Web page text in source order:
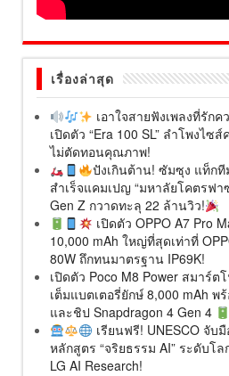
เรื่องล่าสุด
เอาใจสายฟังเพลงที่รัก
เปิดตัว “Era 100 SL” ลำโพงไซ
ไม่ตัดทอนคุณภาพ!
ปังเกินต้าน! ซัมซุง แท็ก
สำเร็จแคมเปญ “มหาลัยโคตรฟา
Gen Z กวาดทะลุ 22 ล้านวิว!
เปิดตัว OPPO A7 Pro
10,000 mAh ใหญ่ที่สุดเท่าที่
80W ถึกทนมาตรฐาน IP69K!
เปิดตัว Poco M8 Power สมาร์
เต็มแบตเตอรี่ยักษ์ 8,000 mAh พ
และชิป Snapdragon 4 Gen 4
เรียนฟรี! UNESCO จับ
หลักสูตร “จริยธรรม AI” ระดับโ
LG AI Research!